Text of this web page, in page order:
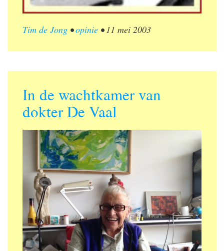
Tim de Jong •opinie •11 mei 2003
In de wachtkamer van
dokter De Vaal